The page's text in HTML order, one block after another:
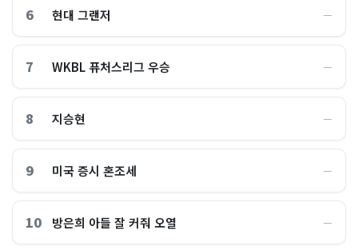
6 현대 그랜저 ―
7 WKBL 퓨처스리그 우승 ―
8 지승현 ―
9 미국 증시 혼조세 ―
10 방은희 아들 잘 커줘 오열 ―